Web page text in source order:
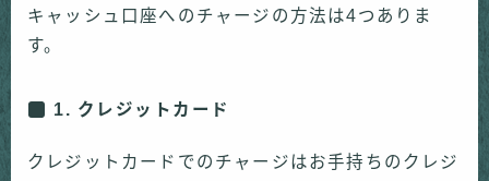
キャッシュ口座へのチャージの方法は4つありま
す。
1. クレジットカード
クレジットカードでのチャージはお手持ちのクレジ